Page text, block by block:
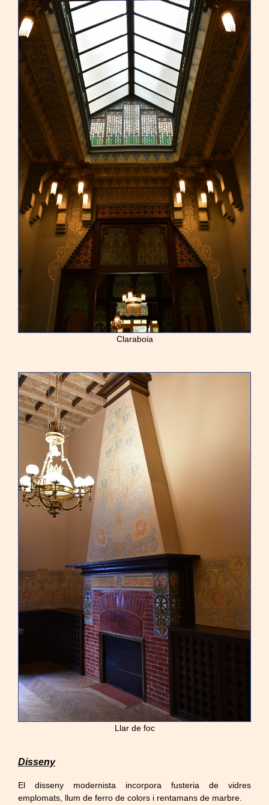
Claraboia
Llar de foc
Disseny
El disseny modernista incorpora fusteria de vidres
emplomats, llum de ferro de colors i rentamans de marbre.